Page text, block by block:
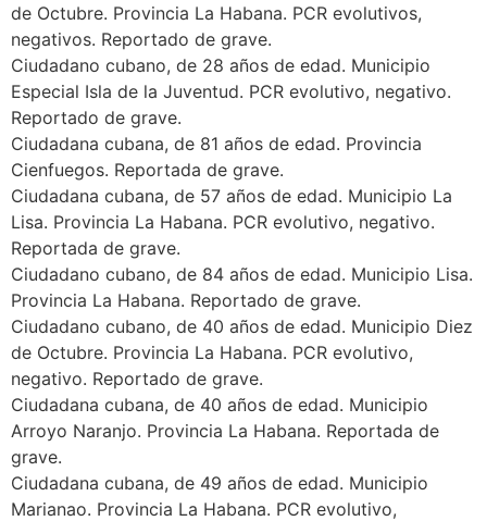
de Octubre. Provincia La Habana. PCR evolutivos,
negativos. Reportado de grave.
Ciudadano cubano, de 28 años de edad. Municipio
Especial Isla de la Juventud. PCR evolutivo, negativo.
Reportado de grave.
Ciudadana cubana, de 81 años de edad. Provincia
Cienfuegos. Reportada de grave.
Ciudadana cubana, de 57 años de edad. Municipio La
Lisa. Provincia La Habana. PCR evolutivo, negativo.
Reportada de grave.
Ciudadano cubano, de 84 años de edad. Municipio Lisa.
Provincia La Habana. Reportado de grave.
Ciudadano cubano, de 40 años de edad. Municipio Diez
de Octubre. Provincia La Habana. PCR evolutivo,
negativo. Reportado de grave.
Ciudadana cubana, de 40 años de edad. Municipio
Arroyo Naranjo. Provincia La Habana. Reportada de
grave.
Ciudadana cubana, de 49 años de edad. Municipio
Marianao. Provincia La Habana. PCR evolutivo,